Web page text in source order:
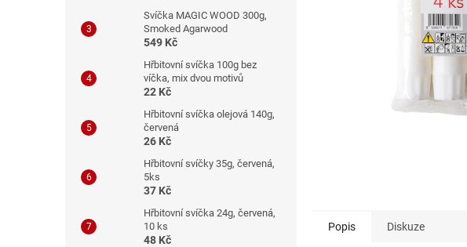
Svíčka MAGIC WOOD 300g,
Smoked Agarwood
549 Kč
Hřbitovní svíčka 100g bez
víčka, mix dvou motivů
22 Kč
Hřbitovní svíčka olejová 140g,
červená
26 Kč
Hřbitovní svíčky 35g, červená,
5ks
37 Kč
Hřbitovní svíčka 24g, červená,
10 ks
48 Kč
Popis Diskuze